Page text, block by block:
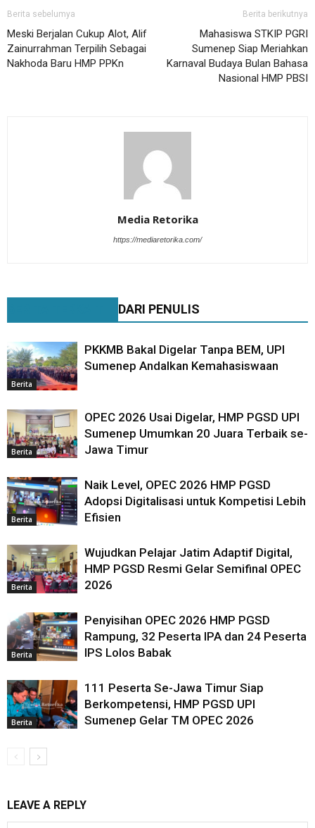
Berita sebelumya
Meski Berjalan Cukup Alot, Alif
Zainurrahman Terpilih Sebagai
Nakhoda Baru HMP PPKn
Berita berikutnya
Mahasiswa STKIP PGRI
Sumenep Siap Meriahkan
Karnaval Budaya Bulan Bahasa
Nasional HMP PBSI
Media Retorika
https://mediaretorika.com/
DARI PENULIS
Berita
PKKMB Bakal Digelar Tanpa BEM, UPI
Sumenep Andalkan Kemahasiswaan
Berita
OPEC 2026 Usai Digelar, HMP PGSD UPI
Sumenep Umumkan 20 Juara Terbaik se-
Jawa Timur
Berita
Naik Level, OPEC 2026 HMP PGSD
Adopsi Digitalisasi untuk Kompetisi Lebih
Efisien
Berita
Wujudkan Pelajar Jatim Adaptif Digital,
HMP PGSD Resmi Gelar Semifinal OPEC
2026
Berita
Penyisihan OPEC 2026 HMP PGSD
Rampung, 32 Peserta IPA dan 24 Peserta
IPS Lolos Babak
Berita
111 Peserta Se-Jawa Timur Siap
Berkompetensi, HMP PGSD UPI
Sumenep Gelar TM OPEC 2026
LEAVE A REPLY